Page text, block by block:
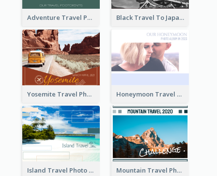
Adventure Travel Photo Book Black Travel To Japan Photo Book
Yosemite Travel Photo Book Honeymoon Travel Photo Book
Island Travel Photo Book Mountain Travel Photo Book